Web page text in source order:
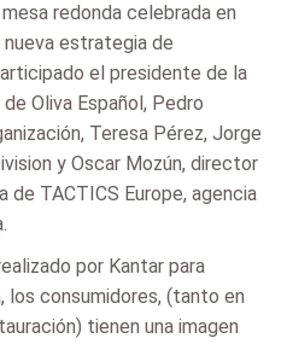
redonda celebrada en
estrategia de
el presidente de la
Oliva Español, Pedro
Teresa Pérez, Jorge
y Oscar Mozún, director
TACTICS Europe, agencia
por Kantar para
los consumidores, (tanto en
tienen una imagen